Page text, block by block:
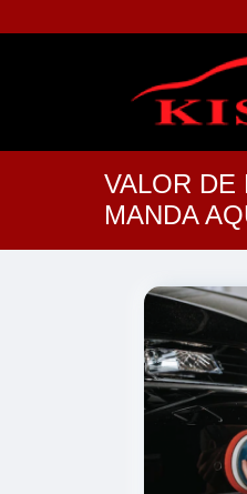
VALOR DE
MANDA